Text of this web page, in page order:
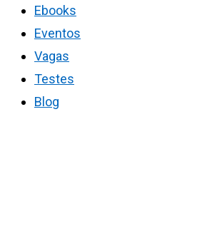
Ebooks
Eventos
Vagas
Testes
Blog